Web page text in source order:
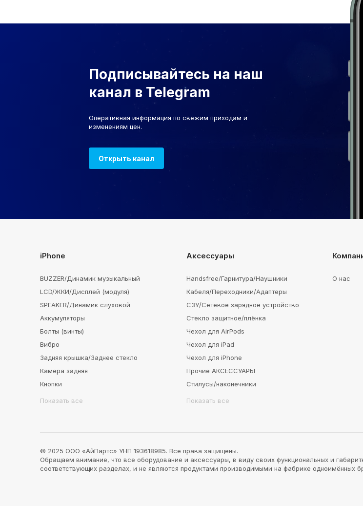
Подписывайтесь на наш
канал в Telegram
Оперативная информация по свежим приходам и
изменениям цен.
Открыть канал
iPhone
BUZZER/Динамик музыкальный
LCD/ЖКИ/Дисплей (модуля)
SPEAKER/Динамик слуховой
Аккумуляторы
Болты (винты)
Вибро
Задняя крышка/Заднее стекло
Камера задняя
Кнопки
Показать все
Аксессуары
Handsfree/Гарнитура/Наушники
Кабеля/Переходники/Адаптеры
СЗУ/Сетевое зарядное устройство
Стекло защитное/плёнка
Чехол для AirPods
Чехол для iPad
Чехол для iPhone
Прочие АКСЕССУАРЫ
Стилусы/наконечники
Показать все
О нас
© 2025 ООО «АйПартс» УНП 193618985. Все права защищены.
Обращаем внимание, что все оборудование и аксессуары, в виду своих функциональных и
соответствующих разделах, и не являются продуктами производимыми на фабрике одноимённых